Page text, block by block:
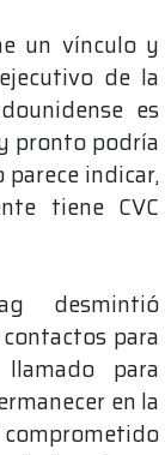
un vínculo y
de la
es
pronto podría
indicar,
tiene CVC
desmintió
para
para
en la